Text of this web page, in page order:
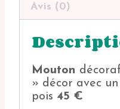
Avis (0)
Mouton
» décor avec
pois 45 €